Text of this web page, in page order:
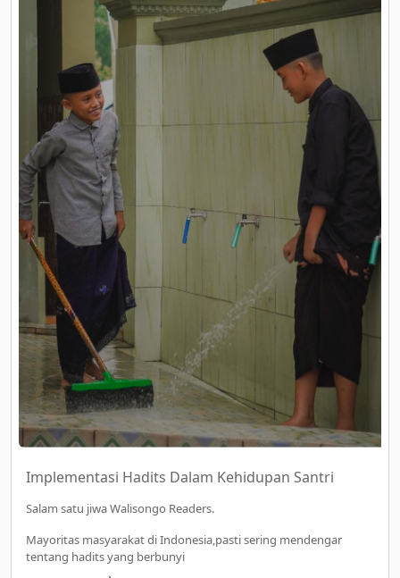
Implementasi Hadits Dalam Kehidupan Santri
Salam satu jiwa Walisongo Readers.
Mayoritas masyarakat di Indonesia,pasti sering mendengar
tentang hadits yang berbunyi